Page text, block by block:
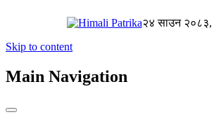
२४ साउन २०८३,
Skip to content
Main Navigation